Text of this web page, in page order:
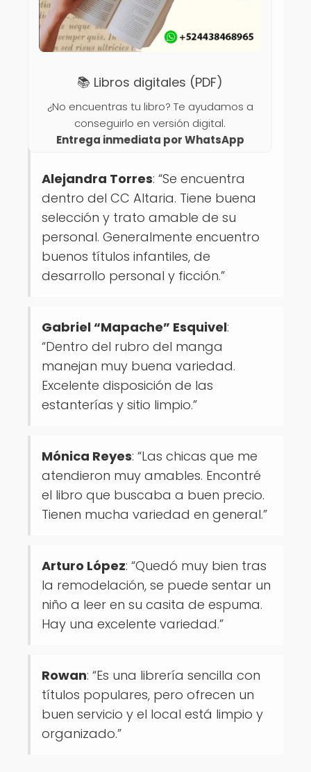
📚 Libros digitales (PDF)
¿No encuentras tu libro? Te ayudamos a
conseguirlo en versión digital.
Entrega inmediata por WhatsApp
Alejandra Torres: “Se encuentra
dentro del CC Altaria. Tiene buena
selección y trato amable de su
personal. Generalmente encuentro
buenos títulos infantiles, de
desarrollo personal y ficción.”
Gabriel “Mapache” Esquivel:
“Dentro del rubro del manga
manejan muy buena variedad.
Excelente disposición de las
estanterías y sitio limpio.”
Mónica Reyes: “Las chicas que me
atendieron muy amables. Encontré
el libro que buscaba a buen precio.
Tienen mucha variedad en general.”
Arturo López: “Quedó muy bien tras
la remodelación, se puede sentar un
niño a leer en su casita de espuma.
Hay una excelente variedad.”
Rowan: “Es una librería sencilla con
títulos populares, pero ofrecen un
buen servicio y el local está limpio y
organizado.”